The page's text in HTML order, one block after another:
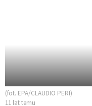
(fot. EPA/CLAUDIO PERI)
11 lat temu